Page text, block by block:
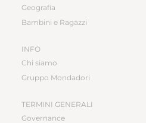
Geografia
Bambini e Ragazzi
INFO
Chi siamo
Gruppo Mondadori
TERMINI GENERALI
Governance